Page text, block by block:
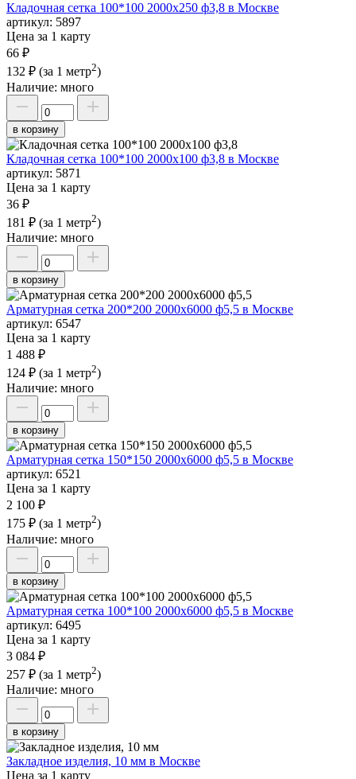
Кладочная сетка 100*100 2000х250 ф3,8 в Москве
артикул: 5897
Цена за 1 карту
66 ₽
132 ₽ (за 1 метр2)
Наличие: много
в корзину
Кладочная сетка 100*100 2000х100 ф3,8 в Москве
артикул: 5871
Цена за 1 карту
36 ₽
181 ₽ (за 1 метр2)
Наличие: много
в корзину
Арматурная сетка 200*200 2000х6000 ф5,5 в Москве
артикул: 6547
Цена за 1 карту
1 488 ₽
124 ₽ (за 1 метр2)
Наличие: много
в корзину
Арматурная сетка 150*150 2000х6000 ф5,5 в Москве
артикул: 6521
Цена за 1 карту
2 100 ₽
175 ₽ (за 1 метр2)
Наличие: много
в корзину
Арматурная сетка 100*100 2000х6000 ф5,5 в Москве
артикул: 6495
Цена за 1 карту
3 084 ₽
257 ₽ (за 1 метр2)
Наличие: много
в корзину
Закладное изделия, 10 мм в Москве
Цена за 1 карту